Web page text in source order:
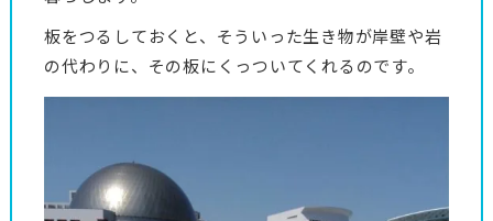
板をつるしておくと、そういった生き物が岸壁や岩
の代わりに、その板にくっついてくれるのです。